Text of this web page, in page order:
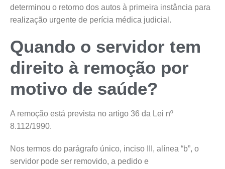
determinou o retorno dos autos à primeira instância para
realização urgente de perícia médica judicial.
Quando o servidor tem
direito à remoção por
motivo de saúde?
A remoção está prevista no artigo 36 da Lei nº
8.112/1990.
Nos termos do parágrafo único, inciso III, alínea “b”, o
servidor pode ser removido, a pedido e